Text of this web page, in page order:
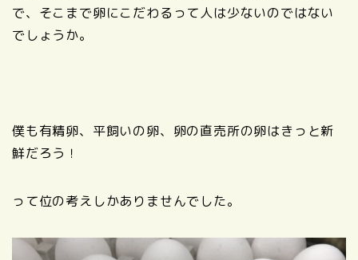
で、そこまで卵にこだわるって人は少ないのではない
でしょうか。
僕も有精卵、平飼いの卵、卵の直売所の卵はきっと新
鮮だろう！
って位の考えしかありませんでした。